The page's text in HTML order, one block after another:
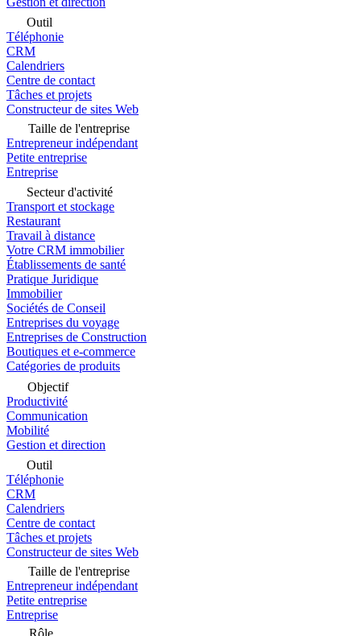
Outil
Téléphonie
CRM
Calendriers
Centre de contact
Tâches et projets
Constructeur de sites Web
Taille de l'entreprise
Entrepreneur indépendant
Petite entreprise
Entreprise
Secteur d'activité
Transport et stockage
Restaurant
Travail à distance
Votre CRM immobilier
Établissements de santé
Pratique Juridique
Immobilier
Sociétés de Conseil
Entreprises du voyage
Entreprises de Construction
Boutiques et e-commerce
Catégories de produits
Objectif
Productivité
Communication
Mobilité
Gestion et direction
Outil
Téléphonie
CRM
Calendriers
Centre de contact
Tâches et projets
Constructeur de sites Web
Taille de l'entreprise
Entrepreneur indépendant
Petite entreprise
Entreprise
Rôle